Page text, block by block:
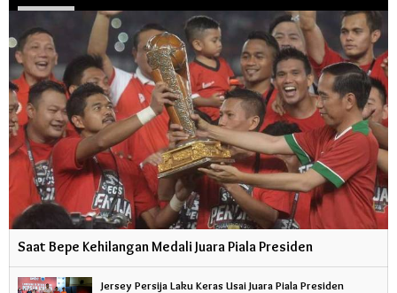
Saat Bepe Kehilangan Medali Juara Piala Presiden
Jersey Persija Laku Keras Usai Juara Piala Presiden